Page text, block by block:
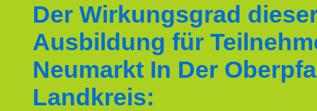
Der Wirkungsgrad
Ausbildung für
Neumarkt In Der
Landkreis: